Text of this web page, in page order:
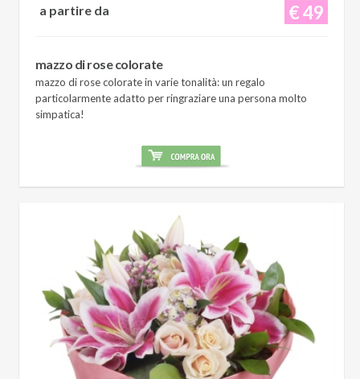
€ 49
a partire da
mazzo di rose colorate
mazzo di rose colorate in varie tonalità: un regalo
particolarmente adatto per ringraziare una persona molto
simpatica!